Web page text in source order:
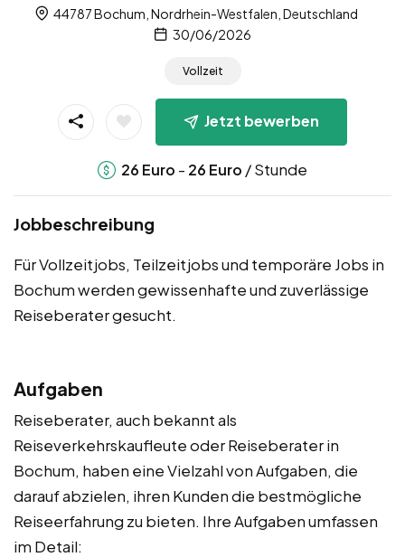
44787 Bochum, Nordrhein-Westfalen, Deutschland
30/06/2026
Vollzeit
Jetzt bewerben
26 Euro - 26 Euro / Stunde
Jobbeschreibung
Für Vollzeitjobs, Teilzeitjobs und temporäre Jobs in
Bochum werden gewissenhafte und zuverlässige
Reiseberater gesucht.
Aufgaben
Reiseberater, auch bekannt als
Reiseverkehrskaufleute oder Reiseberater in
Bochum, haben eine Vielzahl von Aufgaben, die
darauf abzielen, ihren Kunden die bestmögliche
Reiseerfahrung zu bieten. Ihre Aufgaben umfassen
im Detail: